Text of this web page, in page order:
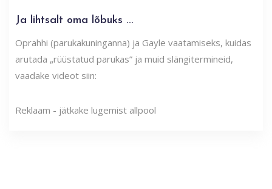
Ja lihtsalt oma lõbuks ...
Oprahhi (parukakuninganna) ja Gayle vaatamiseks, kuidas
arutada „rüüstatud parukas” ja muid slängitermineid,
vaadake videot siin:
Reklaam - jätkake lugemist allpool